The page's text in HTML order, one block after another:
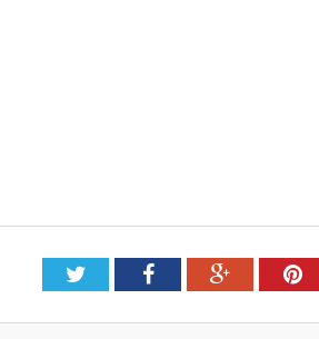
TwitterFacebookGoogle+